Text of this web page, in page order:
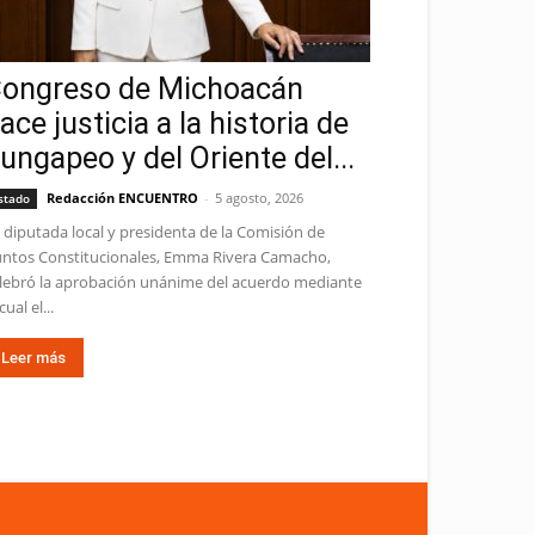
de Michoacán
justicia a la historia de
y del Oriente del...
Redacción ENCUENTRO - 5 agosto, 2026
diputada local y presidenta de la Comisión de
Constitucionales, Emma Rivera Camacho,
la aprobación unánime del acuerdo mediante
el...
Leer más